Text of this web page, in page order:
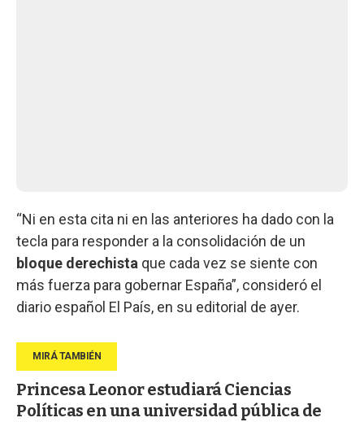
“Ni en esta cita ni en las anteriores ha dado con la
tecla para responder a la consolidación de un
bloque derechista que cada vez se siente con
más fuerza para gobernar España”, consideró el
diario español El País, en su editorial de ayer.
Princesa Leonor estudiará Ciencias
Políticas en una universidad pública de